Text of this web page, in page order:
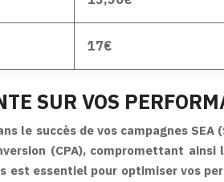
17€
SUR VOS
le succès de vos campagnes
(CPA), compromettant
est essentiel pour optimiser vos